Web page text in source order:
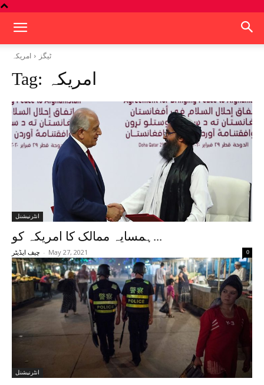
ٹیگز امریکہ
Tag: امریکہ
انٹرنیشنل
ہمسایہ ممالک کا امریکہ کو...
چیف ایڈیٹر - May 27, 2021 0
انٹرنیشنل